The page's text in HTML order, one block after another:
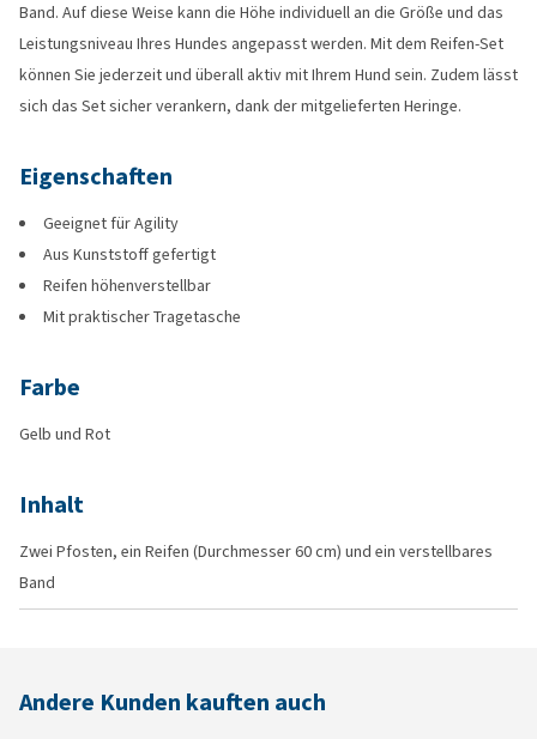
Band. Auf diese Weise kann die Höhe individuell an die Größe und das
Leistungsniveau Ihres Hundes angepasst werden. Mit dem Reifen-Set
können Sie jederzeit und überall aktiv mit Ihrem Hund sein. Zudem lässt
sich das Set sicher verankern, dank der mitgelieferten Heringe.
Eigenschaften
Geeignet für Agility
Aus Kunststoff gefertigt
Reifen höhenverstellbar
Mit praktischer Tragetasche
Farbe
Gelb und Rot
Inhalt
Zwei Pfosten, ein Reifen (Durchmesser 60 cm) und ein verstellbares
Band
Andere Kunden kauften auch